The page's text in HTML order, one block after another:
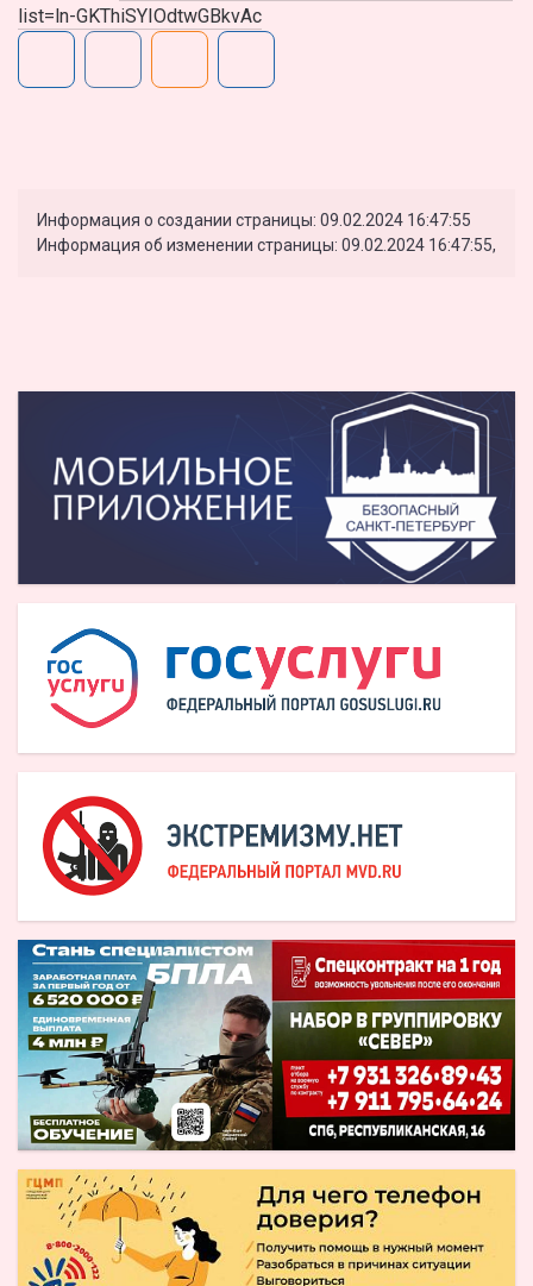
list=ln-GKThiSYIOdtwGBkvAc
Информация о создании страницы: 09.02.2024 16:47:55
Информация об изменении страницы: 09.02.2024 16:47:55,